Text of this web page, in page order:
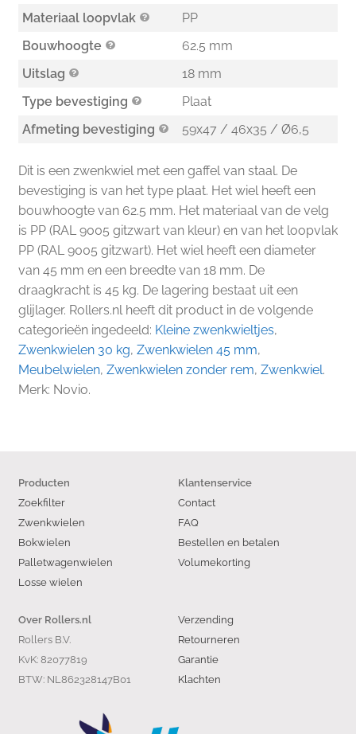
Dit is een zwenkwiel met een gaffel van staal. De
bevestiging is van het type plaat. Het wiel heeft een
bouwhoogte van 62.5 mm. Het materiaal van de velg
is PP (RAL 9005 gitzwart van kleur) en van het loopvlak
PP (RAL 9005 gitzwart). Het wiel heeft een diameter
van 45 mm en een breedte van 18 mm. De
draagkracht is 45 kg. De lagering bestaat uit een
glijlager. Rollers.nl heeft dit product in de volgende
categorieën ingedeeld: Kleine zwenkwieltjes,
Zwenkwielen 30 kg, Zwenkwielen 45 mm,
Meubelwielen, Zwenkwielen zonder rem, Zwenkwiel.
Merk: Novio.
Materiaal loopvlak
PP
Bouwhoogte
62.5 mm
Uitslag
18 mm
Type bevestiging
Plaat
Afmeting bevestiging
59x47 / 46x35 / Ø6,5
Producten
Zoekfilter
Zwenkwielen
Bokwielen
Palletwagenwielen
Losse wielen
Klantenservice
Contact
FAQ
Bestellen en betalen
Volumekorting
Verzending
Retourneren
Garantie
Klachten
Over Rollers.nl
Rollers B.V.
KvK: 82077819
BTW: NL862328147B01